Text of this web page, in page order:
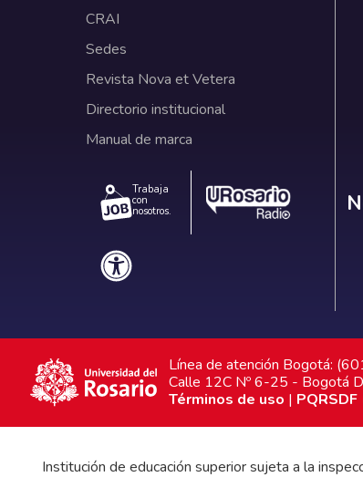
CRAI
Sedes
Revista Nova et Vetera
Directorio institucional
Manual de marca
Trabaja
con
nosotros.
Línea de atención Bogotá:
Calle 12C Nº 6-25 - Bogotá
Términos de uso |
Institución de educación superior sujeta a la